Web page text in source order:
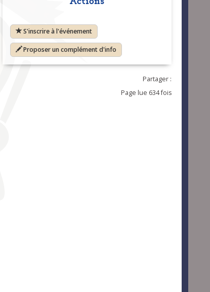
S'inscrire à l'événement
Proposer un complément d'info
Partager :
Page lue 634 fois